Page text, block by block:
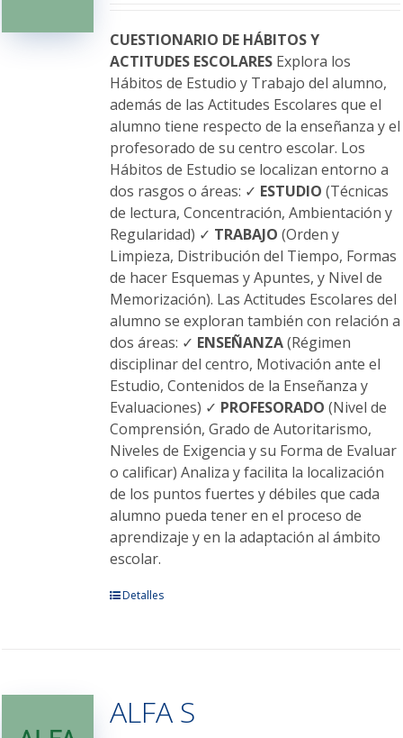
elegir
en
la
página
de
producto
CUESTIONARIO DE HÁBITOS Y
ACTITUDES ESCOLARESExplora los
Hábitos de Estudio y Trabajo del alumno,
además de las Actitudes Escolares que el
alumno tiene respecto de la enseñanza y el
profesorado de su centro escolar. Los
Hábitos de Estudio se localizan entorno a
dos rasgos o áreas: ✓ ESTUDIO (Técnicas
de lectura, Concentración, Ambientación y
Regularidad) ✓ TRABAJO (Orden y
Limpieza, Distribución del Tiempo, Formas
de hacer Esquemas y Apuntes, y Nivel de
Memorización). Las Actitudes Escolares del
alumno se exploran también con relación a
dos áreas: ✓ ENSEÑANZA(Régimen
disciplinar del centro, Motivación ante el
Estudio, Contenidos de la Enseñanza y
Evaluaciones) ✓ PROFESORADO (Nivel de
Comprensión, Grado de Autoritarismo,
Niveles de Exigencia y su Forma de Evaluar
o calificar) Analiza y facilita la localización
de los puntos fuertes y débiles que cada
alumno pueda tener en el proceso de
aprendizaje y en la adaptación al ámbito
escolar.
Este
Las
opciones
Detalles
ALFA S